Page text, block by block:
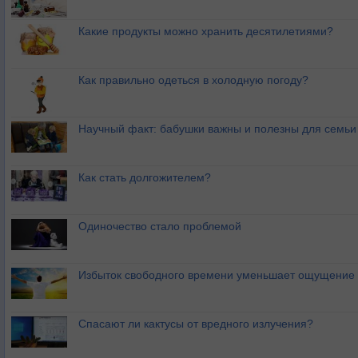
Какие продукты можно хранить десятилетиями?
Как правильно одеться в холодную погоду?
Научный факт: бабушки важны и полезны для семьи
Как стать долгожителем?
Одиночество стало проблемой
Избыток свободного времени уменьшает ощущение
Спасают ли кактусы от вредного излучения?